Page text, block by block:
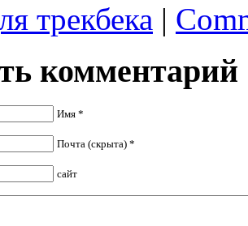
трекбека |
комментарий
Имя *
Почта (скрыта) *
сайт